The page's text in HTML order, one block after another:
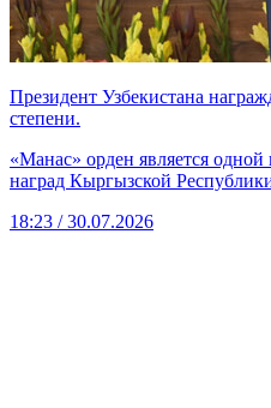
Президент Узбекистана
степени.
«Манас» орден является
наград Кыргызской
18:23 / 30.07.2026